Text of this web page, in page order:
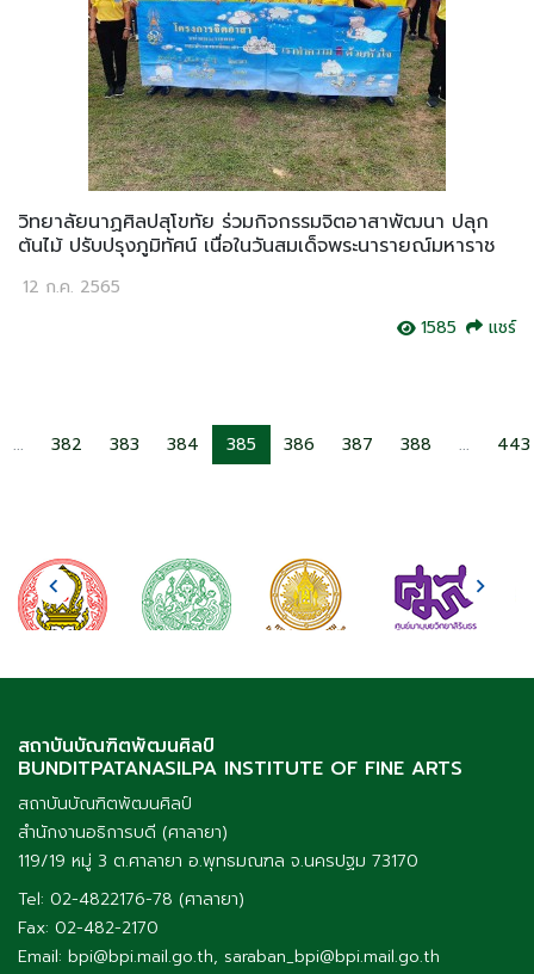
วิทยาลัยนาฏศิลปสุโขทัย ร่วมกิจกรรมจิตอาสาพัฒนา ปลุก
ต้นไม้ ปรับปรุงภูมิทัศน์ เนื่อในวันสมเด็จพระนารายณ์มหาราช
12 ก.ค. 2565
1585
แชร์
... 382 383 384 385 386 387 388 ... 443
สถาบันบัณฑิตพัฒนศิลป์
BUNDITPATANASILPA INSTITUTE OF FINE ARTS
สถาบันบัณฑิตพัฒนศิลป์
สำนักงานอธิการบดี (ศาลายา)
119/19 หมู่ 3 ต.ศาลายา อ.พุทธมณฑล จ.นครปฐม 73170
Tel: 02-4822176-78 (ศาลายา)
Fax: 02-482-2170
Email: bpi@bpi.mail.go.th, saraban_bpi@bpi.mail.go.th